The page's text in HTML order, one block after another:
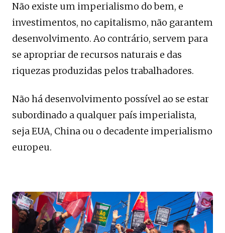
Não existe um imperialismo do bem, e
investimentos, no capitalismo, não garantem
desenvolvimento. Ao contrário, servem para
se apropriar de recursos naturais e das
riquezas produzidas pelos trabalhadores.
Não há desenvolvimento possível ao se estar
subordinado a qualquer país imperialista,
seja EUA, China ou o decadente imperialismo
europeu.